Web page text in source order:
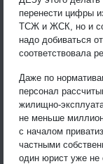
перенести цифры
ТСЖ и ЖСК, но и
надо добиваться
соответствовала
Даже по
персонал
жилищно-
не меньше
с началом
частными
один юрист уже не